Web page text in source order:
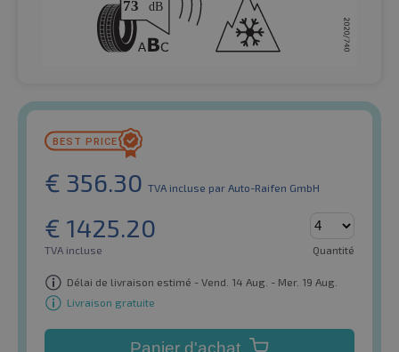
€ 356.30 TVA incluse par Auto-Raifen GmbH
€ 1425.20
TVA incluse Quantité
Délai de livraison estimé - Vend. 14 Aug. - Mer. 19 Aug.
Livraison gratuite
Panier d'achat